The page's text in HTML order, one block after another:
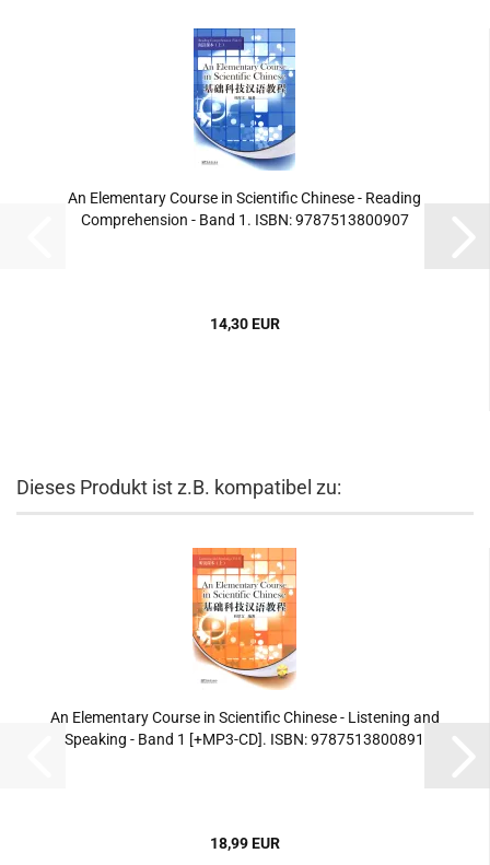
An Elementary Course in Scientific Chinese - Reading
Comprehension - Band 1. ISBN: 9787513800907
14,30 EUR
Dieses Produkt ist z.B. kompatibel zu:
An Elementary Course in Scientific Chinese - Listening and
Speaking - Band 1 [+MP3-CD]. ISBN: 9787513800891
18,99 EUR